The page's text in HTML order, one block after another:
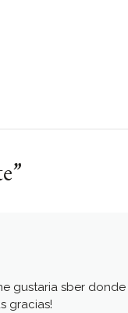
”
gustaria sber
gracias!